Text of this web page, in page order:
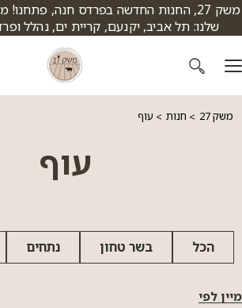
דלג לסרגל הניווט
דלג לתוכןמשק 27, החנות החדשה בפרדס חנה,
שלנו: תל אביב, יקנעם, קריית ים, נהלל
משק 27 חנות עוף
הכל בשר טחון נתחים
עוף
מיין לפי